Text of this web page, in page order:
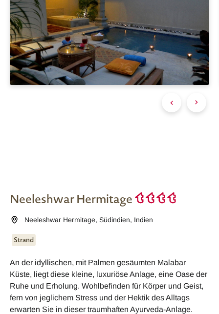
Neeleshwar Hermitage
Neeleshwar Hermitage,Südindien, Indien
Strand
An der idyllischen, mit Palmen gesäumten Malabar
Küste, liegt diese kleine, luxuriöse Anlage, eine Oase der
Ruhe und Erholung. Wohlbefinden für Körper und Geist,
fern von jeglichem Stress und der Hektik des Alltags
erwarten Sie in dieser traumhaften Ayurveda-Anlage.